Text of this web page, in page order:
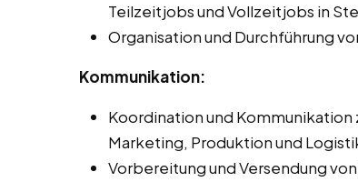
Teilzeitjobs und Vollzeitjobs in
Organisation und Durchführung
Kommunikation:
Koordination und
Marketing, Produktion und
Vorbereitung und Versendung